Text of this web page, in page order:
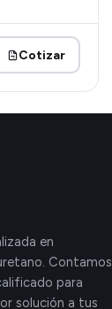
Cotizar
en
Contamos
para
solución a tus